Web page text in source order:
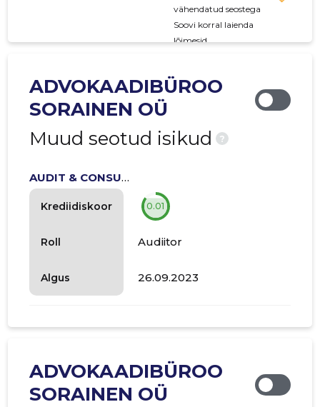
vähendatud seostega
Soovi korral laienda
lõimesid
ADVOKAADIBÜROO
SORAINEN OÜ
Muud seotud isikud
?
Krediidiskoor
Roll
Algus
AUDIT & CONSULT OÜ
0.01
Audiitor
26.09.2023
ADVOKAADIBÜROO
SORAINEN OÜ